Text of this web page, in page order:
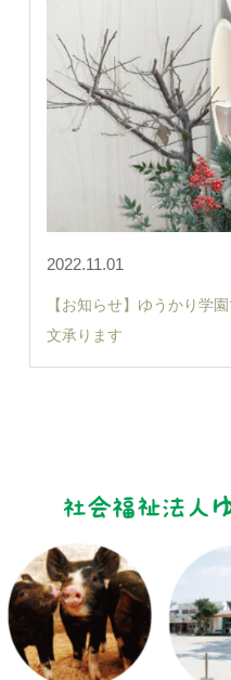
2022.11.01
【お知らせ】ゆうかり学
文承ります
社会福祉法人